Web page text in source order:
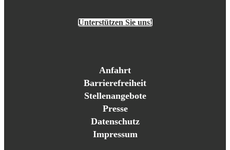
Unterstützen Sie uns!
Anfahrt
Barrierefreiheit
Stellenangebote
Presse
Datenschutz
Impressum